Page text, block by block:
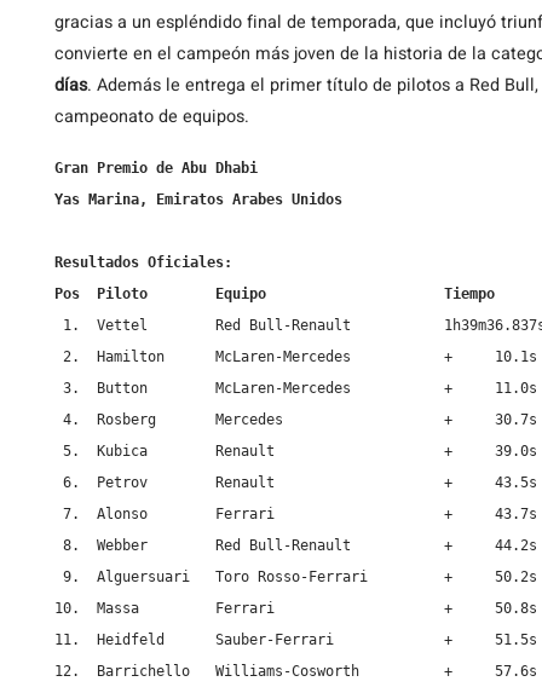
gracias a un espléndido final de temporada, que incluyó
convierte en el campeón más joven de la historia de la
días. Además le entrega el primer título de pilotos a Red
campeonato de equipos.
Gran Premio de Abu Dhabi
Yas Marina, Emiratos Arabes Unidos
Resultados Oficiales:
Pos  Piloto        Equipo                     Tiempo
1.  Vettel        Red Bull-Renault
2.  Hamilton      McLaren-Mercedes           +     10.1s
3.  Button        McLaren-Mercedes           +     11.0s
4.  Rosberg       Mercedes                   +     30.7s
5.  Kubica        Renault                    +     39.0s
6.  Petrov        Renault                    +     43.5s
7.  Alonso        Ferrari                    +     43.7s
8.  Webber        Red Bull-Renault           +     44.2s
9.  Alguersuari   Toro Rosso-Ferrari         +     50.2s
10.  Massa         Ferrari                    +     50.8s
11.  Heidfeld      Sauber-Ferrari             +     51.5s
12.  Barrichello   Williams-Cosworth          +     57.6s